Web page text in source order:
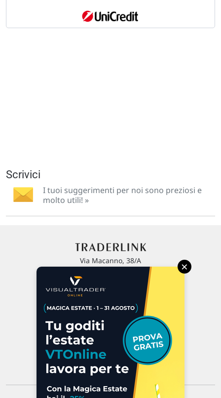
Scrivici
I tuoi suggerimenti per noi sono preziosi e
molto utili! »
Via Macanno, 38/A
P.IVA 02 452 460 401
Chi siamo
Commenti e segnalazioni
Contattaci
×